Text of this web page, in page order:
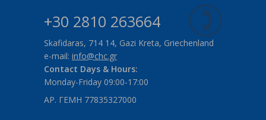
+30 2810 263664
Skafidaras, 714 14, Gazi Kreta, Griechenland
e-mail: info@chc.gr
Contact Days & Hours:
Monday-Friday 09:00-17:00
ΑΡ. ΓΕΜΗ 77835327000